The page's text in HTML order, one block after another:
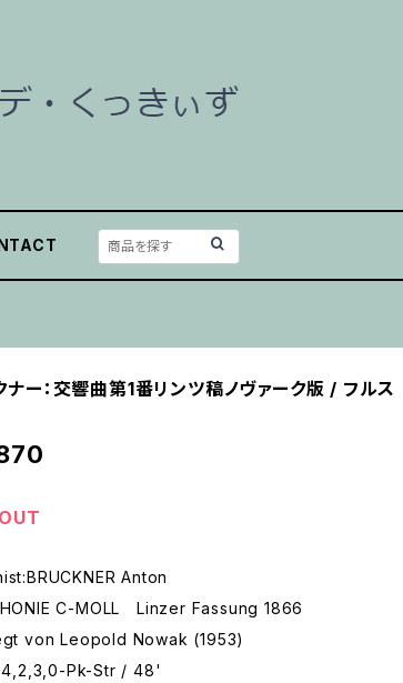
ナー：交響曲第1番リンツ稿ノヴァーク版 / フルス
Anton
C-MOLL Linzer Fassung 1866
von Leopold Nowak (1953)
Pk-Str / 48'